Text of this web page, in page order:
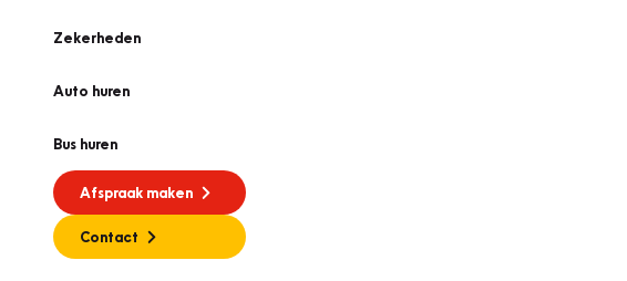
Zekerheden
Auto huren
Bus huren
Afspraak maken
Contact